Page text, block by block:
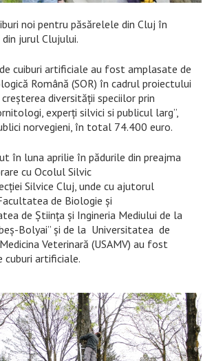
noi pentru păsărelele din Cluj în
jurul Clujului.
cuiburi artificiale au fost amplasate de
Română (SOR) în cadrul proiectului
diversității speciilor prin
experți silvici si publicul larg”,
norvegieni, în total 74.400 euro.
în luna aprilie în pădurile din preajma
cu Ocolul Silvic
Silvice Cluj, unde cu ajutorul
de Biologie și
de Știința și Ingineria Mediului de la
Bolyai” şi de la Universitatea de
Veterinară (USAMV) au fost
cuburi artificiale.